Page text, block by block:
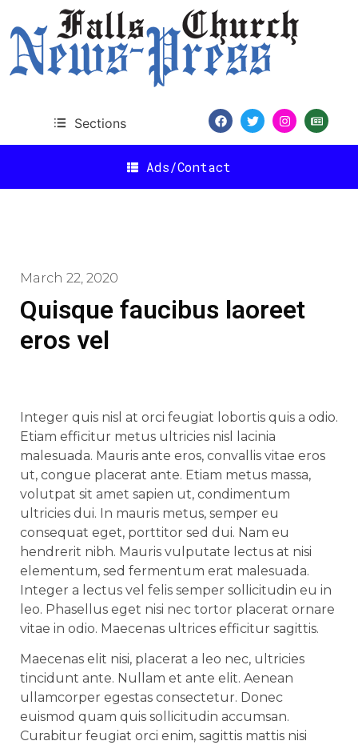
Sections
Ads/Contact
March 22, 2020
Quisque faucibus laoreet
eros vel
Integer quis nisl at orci feugiat lobortis quis a odio.
Etiam efficitur metus ultricies nisl lacinia
malesuada. Mauris ante eros, convallis vitae eros
ut, congue placerat ante. Etiam metus massa,
volutpat sit amet sapien ut, condimentum
ultricies dui. In mauris metus, semper eu
consequat eget, porttitor sed dui. Nam eu
hendrerit nibh. Mauris vulputate lectus at nisi
elementum, sed fermentum erat malesuada.
Integer a lectus vel felis semper sollicitudin eu in
leo. Phasellus eget nisi nec tortor placerat ornare
vitae in odio. Maecenas ultrices efficitur sagittis.
Maecenas elit nisi, placerat a leo nec, ultricies
tincidunt ante. Nullam et ante elit. Aenean
ullamcorper egestas consectetur. Donec
euismod quam quis sollicitudin accumsan.
Curabitur feugiat orci enim, sagittis mattis nisi